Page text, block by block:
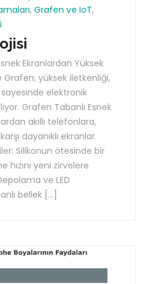
, Grafen ve IoT,
Ekranlardan Yüksek
yüksek iletkenliği,
sayesinde elektronik
Grafen Tabanlı Esnek
akıllı telefonlara,
dayanıklı ekranlar.
Silikonun ötesinde bir
yeni zirvelere
ve LED
bellek […]